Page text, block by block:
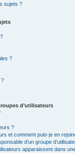
sujets ?
?
?
d’utilisateurs
?
et comment puis-je en
d’un groupe
apparaissent dans